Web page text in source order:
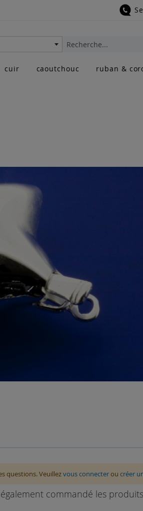
Rechercher
cuir caoutchouc ruban &
questions. Veuillezvous connecterou créer
commandé les